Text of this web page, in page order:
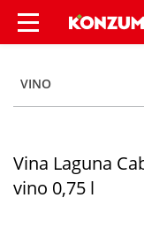
Vina
VINO
Vina Laguna
vino 0,75 l